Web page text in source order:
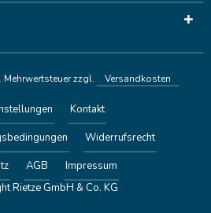
zzgl. Versandkosten
Kontakt
Widerrufsrecht
AGB
Impressum
Rietze GmbH & Co. KG